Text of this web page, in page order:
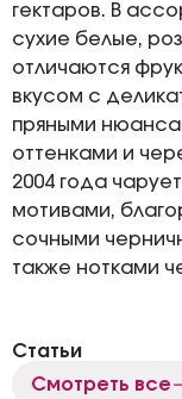
гектаров. В
сухие белые,
отличаются
вкусом с
пряными
оттенками и
2004 года
мотивами,
сочными
также нотками
Статьи
Смотреть все